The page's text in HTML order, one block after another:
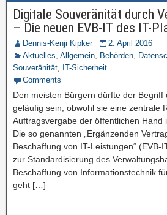
Digitale Souveränität durch
– Die neuen EVB-IT des IT-
Dennis-Kenji Kipker
2. April 2016
Aktuelles, Allgemein, Behörden,
Souveränität, IT-Sicherheit
Comments
Den meisten Bürgern dürfte der Begriff
geläufig sein, obwohl sie eine zentrale
Auftragsvergabe der öffentlichen Hand
Die so genannten „Ergänzenden
Beschaffung von IT-Leistungen“ (EVB-
zur Standardisierung des
Beschaffung von Informationstechnik
geht […]